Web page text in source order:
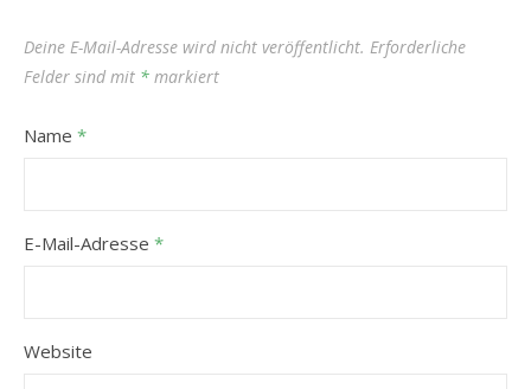
Deine E-Mail-Adresse wird nicht veröffentlicht. Erforderliche
Felder sind mit * markiert
Name *
E-Mail-Adresse *
Website